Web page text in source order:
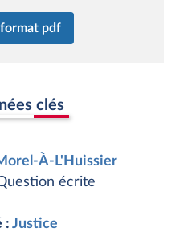
pdf
clés
À-L'Huissier
écrite
: Justice